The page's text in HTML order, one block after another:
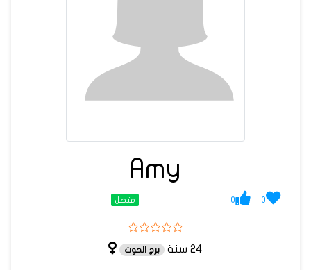
Amy
0
0 متصل
24 سنة برج الحوت